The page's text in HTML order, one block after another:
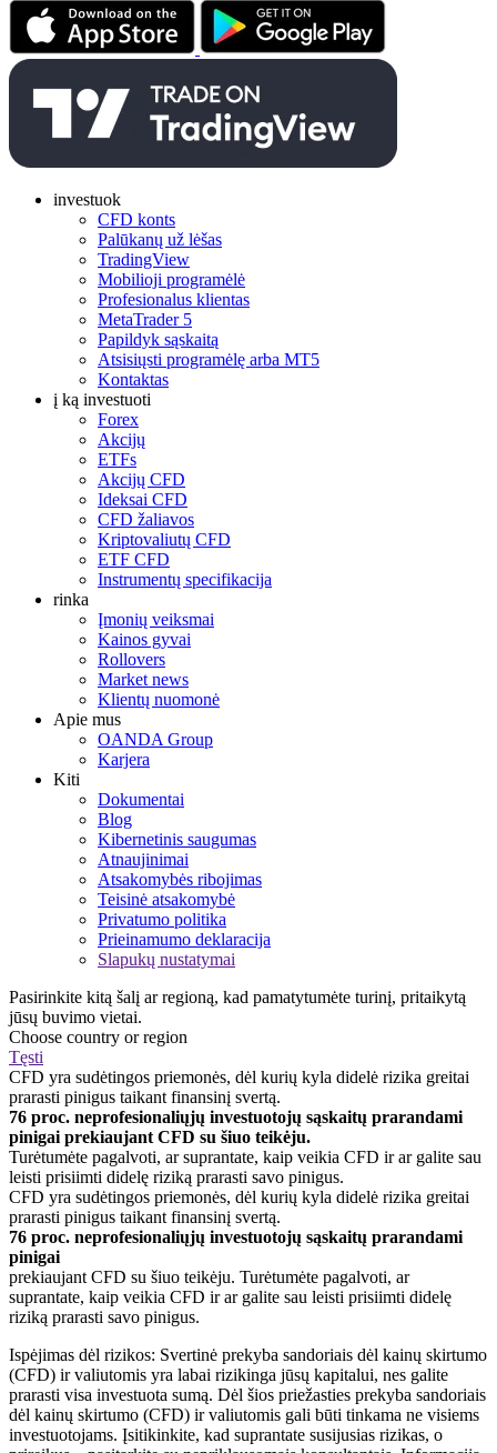
investuok
CFD konts
Palūkanų už lėšas
TradingView
Mobilioji programėlė
Profesionalus klientas
MetaTrader 5
Papildyk sąskaitą
Atsisiųsti programėlę arba MT5
Kontaktas
į ką investuoti
Forex
Akcijų
ETFs
Akcijų CFD
Ideksai CFD
CFD žaliavos
Kriptovaliutų CFD
ETF CFD
Instrumentų specifikacija
rinka
Įmonių veiksmai
Kainos gyvai
Rollovers
Market news
Klientų nuomonė
Apie mus
OANDA Group
Karjera
Kiti
Dokumentai
Blog
Kibernetinis saugumas
Atnaujinimai
Atsakomybės ribojimas
Teisinė atsakomybė
Privatumo politika
Prieinamumo deklaracija
Slapukų nustatymai
Pasirinkite kitą šalį ar regioną, kad pamatytumėte turinį, pritaikytą
jūsų buvimo vietai.
Choose country or region
Tęsti
CFD yra sudėtingos priemonės, dėl kurių kyla didelė rizika greitai
prarasti pinigus taikant finansinį svertą.
76 proc. neprofesionaliųjų investuotojų sąskaitų prarandami
pinigai prekiaujant CFD su šiuo teikėju.
Turėtumėte pagalvoti, ar suprantate, kaip veikia CFD ir ar galite sau
leisti prisiimti didelę riziką prarasti savo pinigus.
CFD yra sudėtingos priemonės, dėl kurių kyla didelė rizika greitai
prarasti pinigus taikant finansinį svertą.
76 proc. neprofesionaliųjų investuotojų sąskaitų prarandami
pinigai
prekiaujant CFD su šiuo teikėju. Turėtumėte pagalvoti, ar
suprantate, kaip veikia CFD ir ar galite sau leisti prisiimti didelę
riziką prarasti savo pinigus.
Ispėjimas dėl rizikos: Svertinė prekyba sandoriais dėl kainų skirtumo
(CFD) ir valiutomis yra labai rizikinga jūsų kapitalui, nes galite
prarasti visa investuota sumą. Dėl šios priežasties prekyba sandoriais
dėl kainų skirtumo (CFD) ir valiutomis gali būti tinkama ne visiems
investuotojams. Įsitikinkite, kad suprantate susijusias rizikas, o